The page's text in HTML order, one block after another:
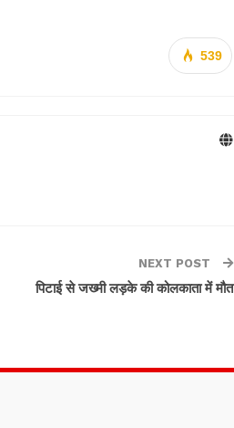
539
NEXT POST
पिटाई से जख्मी लड़के की कोलकाता में मौत